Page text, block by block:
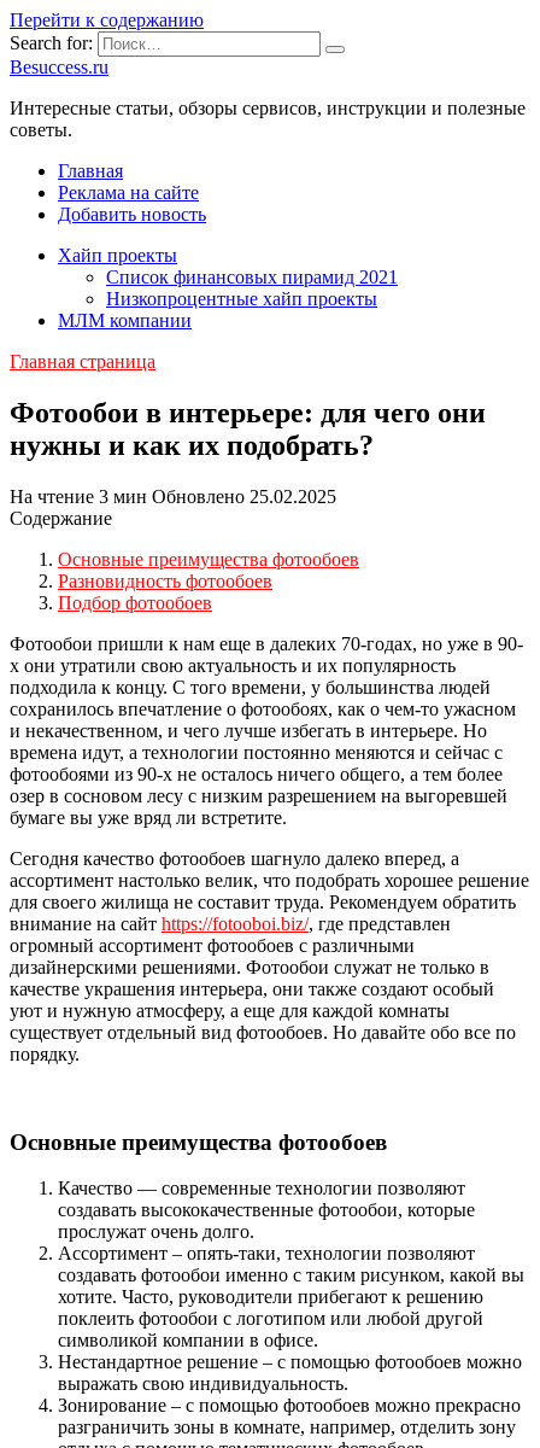
Перейти к содержанию
Search for:
Besuccess.ru
Интересные статьи, обзоры сервисов, инструкции и полезные
советы.
Главная
Реклама на сайте
Добавить новость
Хайп проекты
Список финансовых пирамид 2021
Низкопроцентные хайп проекты
МЛМ компании
Главная страница
Фотообои в интерьере: для чего они
нужны и как их подобрать?
На чтение 3 мин Обновлено 25.02.2025
Содержание
Основные преимущества фотообоев
Разновидность фотообоев
Подбор фотообоев
Фотообои пришли к нам еще в далеких 70-годах, но уже в 90-
х они утратили свою актуальность и их популярность
подходила к концу. С того времени, у большинства людей
сохранилось впечатление о фотообоях, как о чем-то ужасном
и некачественном, и чего лучше избегать в интерьере. Но
времена идут, а технологии постоянно меняются и сейчас с
фотообоями из 90-х не осталось ничего общего, а тем более
озер в сосновом лесу с низким разрешением на выгоревшей
бумаге вы уже вряд ли встретите.
Сегодня качество фотообоев шагнуло далеко вперед, а
ассортимент настолько велик, что подобрать хорошее решение
для своего жилища не составит труда. Рекомендуем обратить
внимание на сайт https://fotooboi.biz/, где представлен
огромный ассортимент фотообоев с различными
дизайнерскими решениями. Фотообои служат не только в
качестве украшения интерьера, они также создают особый
уют и нужную атмосферу, а еще для каждой комнаты
существует отдельный вид фотообоев. Но давайте обо все по
порядку.
Основные преимущества фотообоев
Качество — современные технологии позволяют
создавать высококачественные фотообои, которые
прослужат очень долго.
Ассортимент – опять-таки, технологии позволяют
создавать фотообои именно с таким рисунком, какой вы
хотите. Часто, руководители прибегают к решению
поклеить фотообои с логотипом или любой другой
символикой компании в офисе.
Нестандартное решение – с помощью фотообоев можно
выражать свою индивидуальность.
Зонирование – с помощью фотообоев можно прекрасно
разграничить зоны в комнате, например, отделить зону